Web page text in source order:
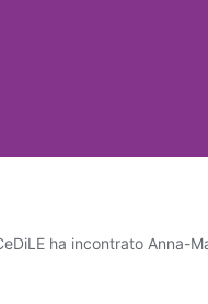
ha incontrato Anna-